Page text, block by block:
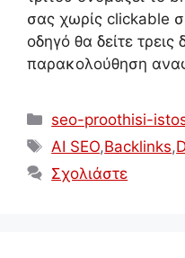
σας χωρίς clickable
οδηγό θα δείτε τρεις
παρακολούθηση
Κατηγορίες
seo-proothisi-
Ετικέτες
AI SEO,Backlinks,
Σχολιάστε